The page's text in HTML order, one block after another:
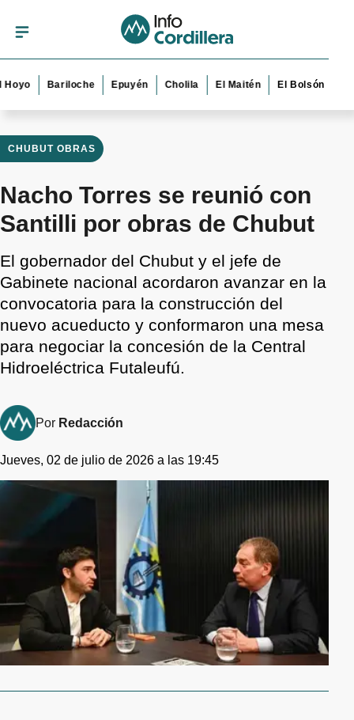
Bariloche Epuyén Cholila El Maitén El Bolsón Esquel
CHUBUT OBRAS
Nacho Torres se reunió con
Santilli por obras de Chubut
El gobernador del Chubut y el jefe de
Gabinete nacional acordaron avanzar en la
convocatoria para la construcción del
nuevo acueducto y conformaron una mesa
para negociar la concesión de la Central
Hidroeléctrica Futaleufú.
Por Redacción
Jueves, 02 de julio de 2026 a las 19:45